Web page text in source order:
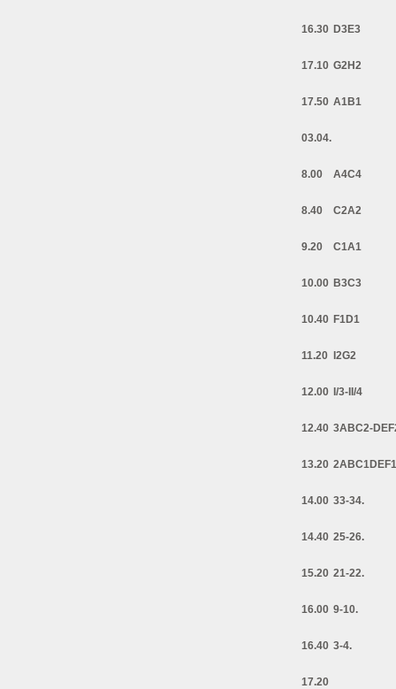
16.30 D3E3
17.10 G2H2
17.50 A1B1
03.04.
8.00 A4C4
8.40 C2A2
9.20 C1A1
10.00 B3C3
10.40 F1D1
11.20 I2G2
12.00 I/3-II/4
12.40 3ABC2-
13.20 2ABC1DEF1
14.00 33-34.
14.40 25-26.
15.20 21-22.
16.00 9-10.
16.40 3-4.
17.20